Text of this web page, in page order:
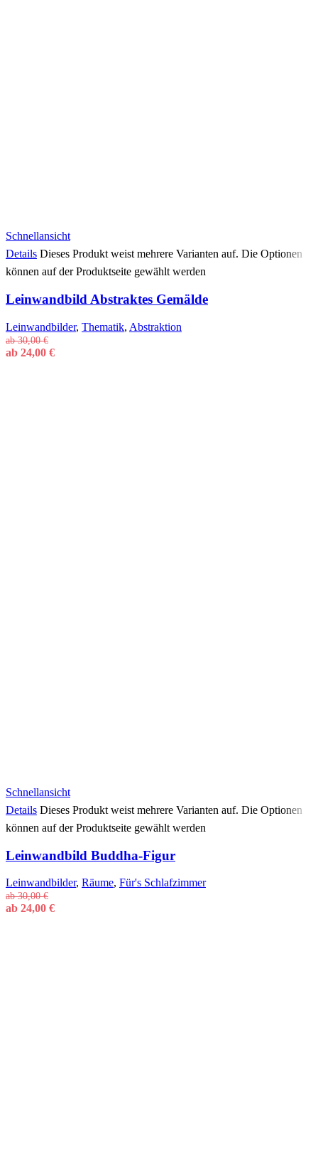
Schnellansicht
Details Dieses Produkt weist mehrere Varianten auf. Die Optionen
können auf der Produktseite gewählt werden
Leinwandbild Abstraktes Gemälde
Leinwandbilder, Thematik, Abstraktion
ab30,00€
ab 24,00 €
Schnellansicht
Details Dieses Produkt weist mehrere Varianten auf. Die Optionen
können auf der Produktseite gewählt werden
Leinwandbild Buddha-Figur
Leinwandbilder, Räume, Für's Schlafzimmer
ab30,00€
ab 24,00 €